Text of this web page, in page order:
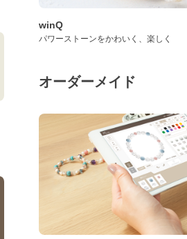
winQ
パワーストーンをかわいく、楽しく
オーダーメイド